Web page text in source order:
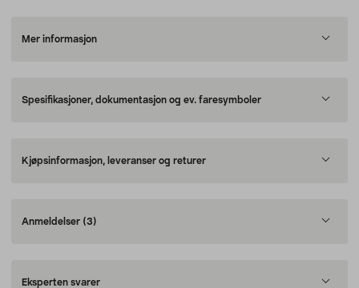
Mer informasjon
Spesifikasjoner, dokumentasjon og ev. faresymboler
Kjøpsinformasjon, leveranser og returer
Anmeldelser (3)
Eksperten svarer